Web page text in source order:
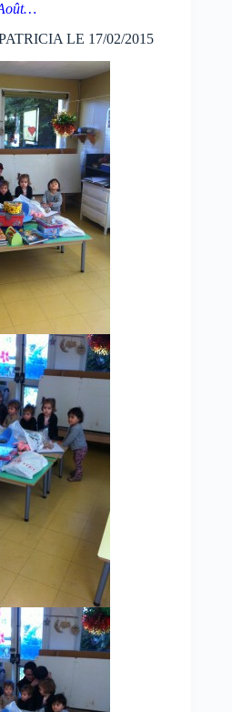
LE 17/02/2015